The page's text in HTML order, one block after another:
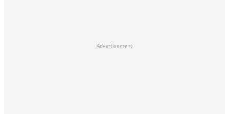
Advertisement